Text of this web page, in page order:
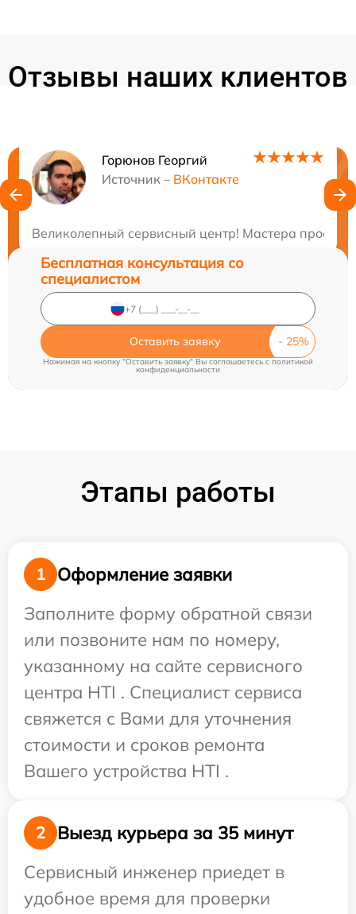
Отзывы наших клиентов
Горюнов Георгий
Источник – ВКонтакте
Великолепный сервисный центр! Мастера просто
Нужна консультация?
Бесплатная консультация со
специалистом
Оставить заявку
Нажимая на кнопку "Оставить заявку" Вы соглашаетесь cполитикой
конфиденциальности
Этапы работы
1
Оформление заявки
Заполните форму обратной связи
или позвоните нам по номеру,
указанному на сайте сервисного
центра HTI . Специалист сервиса
свяжется с Вами для уточнения
стоимости и сроков ремонта
Вашего устройства HTI .
2
Выезд курьера за 35 минут
Сервисный инженер приедет в
удобное время для проверки